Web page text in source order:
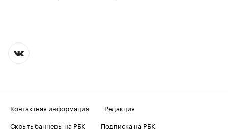
Контактная информация
Редакция
Скрыть баннеры на РБК
Подписка на РБК